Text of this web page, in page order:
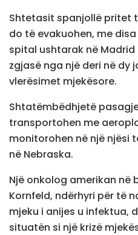
Shtetasit spanjollë pritet
do të evakuohen, me
spital ushtarak në
zgjasë nga një deri në dy
vlerësimet mjekësore.
Shtatëmbëdhjetë
transportohen me
monitorohen në një njësi
në Nebraska.
Një onkolog amerikan në
Kornfeld, ndërhyri për të
mjeku i anijes u infektua,
situatën si një krizë